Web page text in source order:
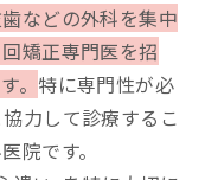
などの外科を集中
矯正専門医を招
。 特に専門性が必
力して診療するこ
院です。